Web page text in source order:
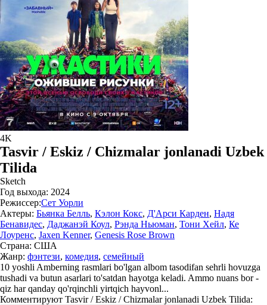
4K
Tasvir / Eskiz / Chizmalar jonlanadi Uzbek
Tilida
Sketch
Год выхода: 2024
Режиссер:Сет Уорли
Актеры: Бьянка Белль, Кэлон Кокс, Д'Арси Карден, Надя
Бенавидес, Даджанэй Коул, Рэнда Ньюман, Тони Хейл, Ке
Лоуренс, Jaxen Kenner, Genesis Rose Brown
Страна: США
Жанр: фэнтези, комедия, семейный
10 yoshli Amberning rasmlari bo'lgan albom tasodifan sehrli hovuzga
tushadi va butun asarlari to'satdan hayotga keladi. Ammo nuans bor -
qiz har qanday qo'rqinchli yirtqich hayvonl...
Комментируют Tasvir / Eskiz / Chizmalar jonlanadi Uzbek Tilida: